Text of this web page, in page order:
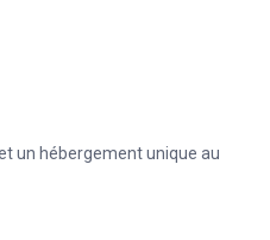
un hébergement unique au